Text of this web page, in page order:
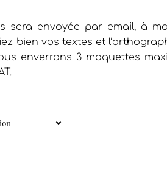
sera envoyée par email, à
bien vos textes et
enverrons 3 maquettes